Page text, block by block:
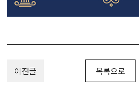
이전글 목록으로